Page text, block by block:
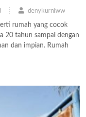
denykurniww
rumah yang cocok
20 tahun sampai dengan
dan impian. Rumah